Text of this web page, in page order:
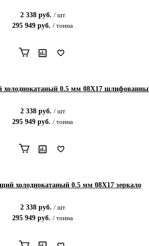
2 338руб. / шт
295 949 руб. / тонна
холоднокатаный 0.5 мм 08Х17
2 338руб. / шт
295 949 руб. / тонна
холоднокатаный 0.5 мм 08Х17 зеркало
2 338руб. / шт
295 949 руб. / тонна